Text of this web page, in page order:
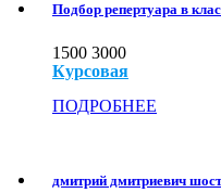
Подбор репертуара в
1500 3000
Курсовая
ПОДРОБНЕЕ
дмитрий дмитриевич